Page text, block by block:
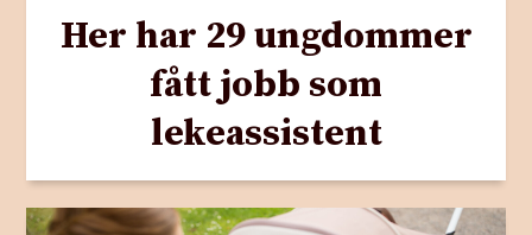
Her har 29 ungdommer
fått jobb som
lekeassistent